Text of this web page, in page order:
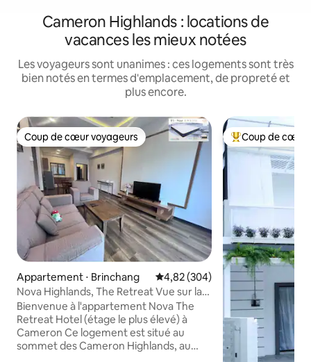
Cameron Highlands : locations de
vacances les mieux notées
Les voyageurs sont unanimes : ces logements sont très
bien notés en termes d'emplacement, de propreté et
plus encore.
Coup de cœur voyageurs
Coup de cœur voyageurs
Appartement ⋅ Brinchang Évaluation moyenne sur la
4,82 (304)
Nova Highlands, The Retreat Vue sur la
montagne @Cameron
Bienvenue à l'appartement Nova The
Retreat Hotel (étage le plus élevé) à
Cameron Ce logement est situé au
sommet des Cameron Highlands, au
Coups de cœur
Coup de cœur